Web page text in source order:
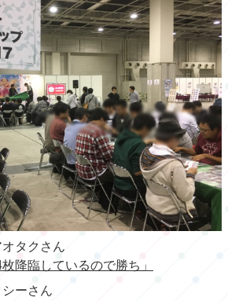
タクさん
降臨しているので勝ち」
ーさん